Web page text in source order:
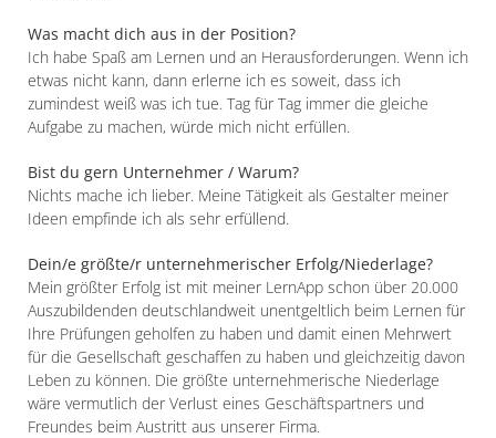
Was macht dich aus in der Position?
Ich habe Spaß am Lernen und an Herausforderungen. Wenn ich
etwas nicht kann, dann erlerne ich es soweit, dass ich
zumindest weiß was ich tue. Tag für Tag immer die gleiche
Aufgabe zu machen, würde mich nicht erfüllen.
Bist du gern Unternehmer / Warum?
Nichts mache ich lieber. Meine Tätigkeit als Gestalter meiner
Ideen empfinde ich als sehr erfüllend.
Dein/e größte/r unternehmerischer Erfolg/Niederlage?
Mein größter Erfolg ist mit meiner LernApp schon über 20.000
Auszubildenden deutschlandweit unentgeltlich beim Lernen für
Ihre Prüfungen geholfen zu haben und damit einen Mehrwert
für die Gesellschaft geschaffen zu haben und gleichzeitig davon
Leben zu können. Die größte unternehmerische Niederlage
wäre vermutlich der Verlust eines Geschäftspartners und
Freundes beim Austritt aus unserer Firma.